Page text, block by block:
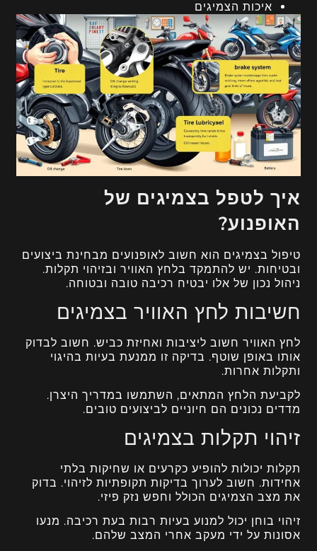
איכות הצמיגים
איך לטפל בצמיגים של
האופנוע?
טיפול בצמיגים הוא חשוב לאופנועים מבחינת ביצועים
ובטיחות. יש להתמקד בלחץ האוויר ובזיהוי תקלות.
ניהול נכון של אלו יבטיח רכיבה טובה ובטוחה.
חשיבות לחץ האוויר בצמיגים
לחץ האוויר חשוב ליציבות ואחיזת כביש. חשוב לבדוק
אותו באופן שוטף. בדיקה זו ממנעת בעיות בהיגוי
ותקלות אחרות.
לקביעת הלחץ המתאים, השתמשו במדריך היצרן.
מדדים נכונים הם חיוניים לביצועים טובים.
זיהוי תקלות בצמיגים
תקלות יכולות להופיע כקרעים או שחיקות בלתי
אחידות. חשוב לערוך בדיקות תקופתיות לזיהוי. בדוק
את מצב הצמיגים הכולל וחפש נזק פיזי.
זיהוי בוחן יכול למנוע בעיות רבות בעת רכיבה. מנעו
אסונות על ידי מעקב אחרי המצב שלהם.